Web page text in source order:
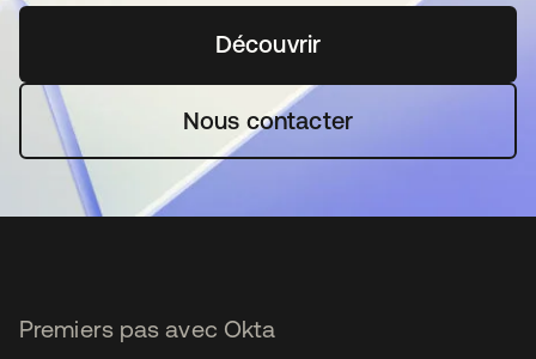
Découvrirs’ouvre dans un nouvel
Nous contacter
Premiers pas avec Okta